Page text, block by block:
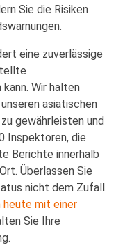
Sie die Risiken
eine zuverlässige
Wir halten
asiatischen
gewährleisten und
Inspektoren, die
Berichte innerhalb
Überlassen Sie
nicht dem Zufall.
heute mit einer
Sie Ihre